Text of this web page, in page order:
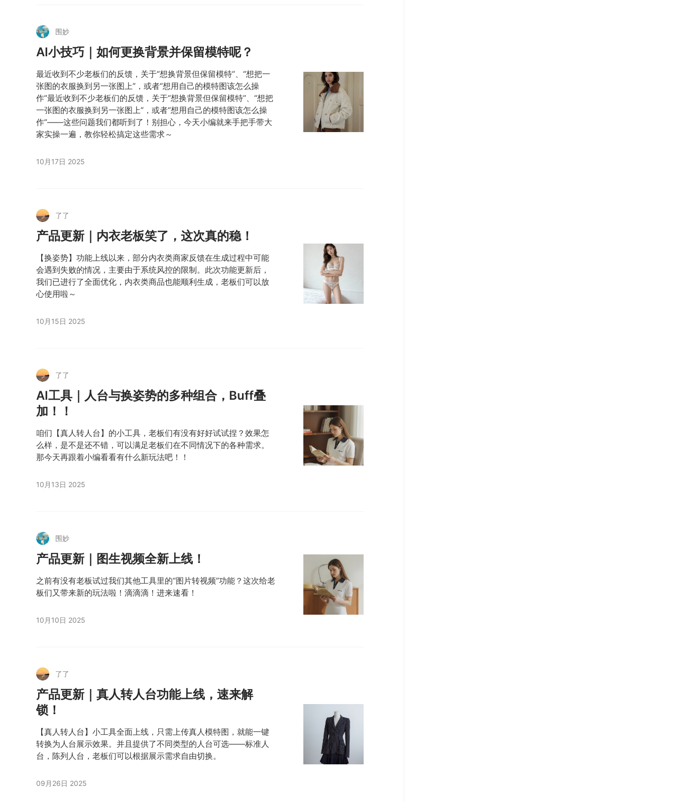
围妙
AI小技巧｜如何更换背景并保留模特呢？
最近收到不少老板们的反馈，关于“想换背景但保留模特”、“想把一
张图的衣服换到另一张图上”，或者“想用自己的模特图该怎么操
作”最近收到不少老板们的反馈，关于“想换背景但保留模特”、“想把
一张图的衣服换到另一张图上”，或者“想用自己的模特图该怎么操
作”——这些问题我们都听到了！别担心，今天小编就来手把手带大
家实操一遍，教你轻松搞定这些需求～
10月17日 2025
了了
产品更新｜内衣老板笑了，这次真的稳！
【换姿势】功能上线以来，部分内衣类商家反馈在生成过程中可能
会遇到失败的情况，主要由于系统风控的限制。此次功能更新后，
我们已进行了全面优化，内衣类商品也能顺利生成，老板们可以放
心使用啦～
10月15日 2025
了了
AI工具｜人台与换姿势的多种组合，Buff叠
加！！
咱们【真人转人台】的小工具，老板们有没有好好试试捏？效果怎
么样，是不是还不错，可以满足老板们在不同情况下的各种需求。
那今天再跟着小编看看有什么新玩法吧！！
10月13日 2025
围妙
产品更新｜图生视频全新上线！
之前有没有老板试过我们其他工具里的“图片转视频”功能？这次给老
板们又带来新的玩法啦！滴滴滴！进来速看！
10月10日 2025
了了
产品更新｜真人转人台功能上线，速来解
锁！
【真人转人台】小工具全面上线，只需上传真人模特图，就能一键
转换为人台展示效果。并且提供了不同类型的人台可选——标准人
台，陈列人台，老板们可以根据展示需求自由切换。
09月26日 2025